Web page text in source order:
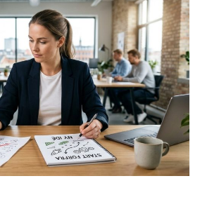
fordele
ved
at
have
en
medstifter
i
din
startup